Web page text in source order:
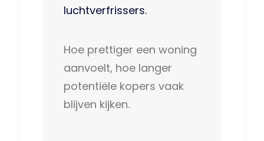
luchtverfrissers.
Hoe prettiger een woning
aanvoelt, hoe langer
potentiële kopers vaak
blijven kijken.